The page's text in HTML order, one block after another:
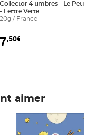
au panier
Collector 4 timbres - Le Petit
- Lettre Verte
20g / France
7,50€
aimer
Prix 7,50€